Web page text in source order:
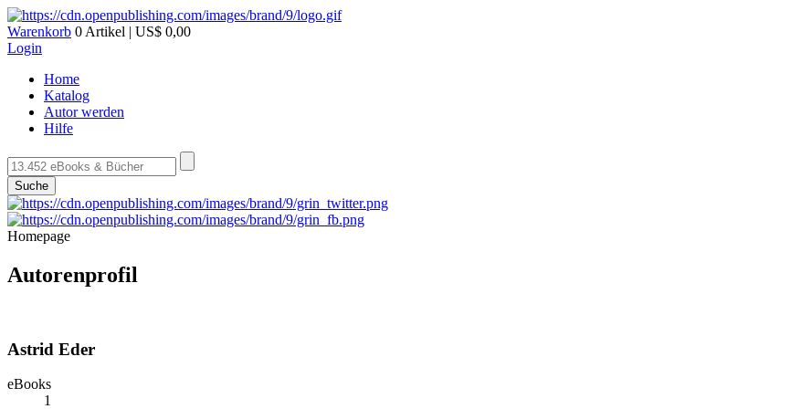
Warenkorb 0 Artikel | US$ 0,00
Login
Home
Katalog
Autor werden
Hilfe
Suche
Homepage
Autorenprofil
Astrid Eder
eBooks
1